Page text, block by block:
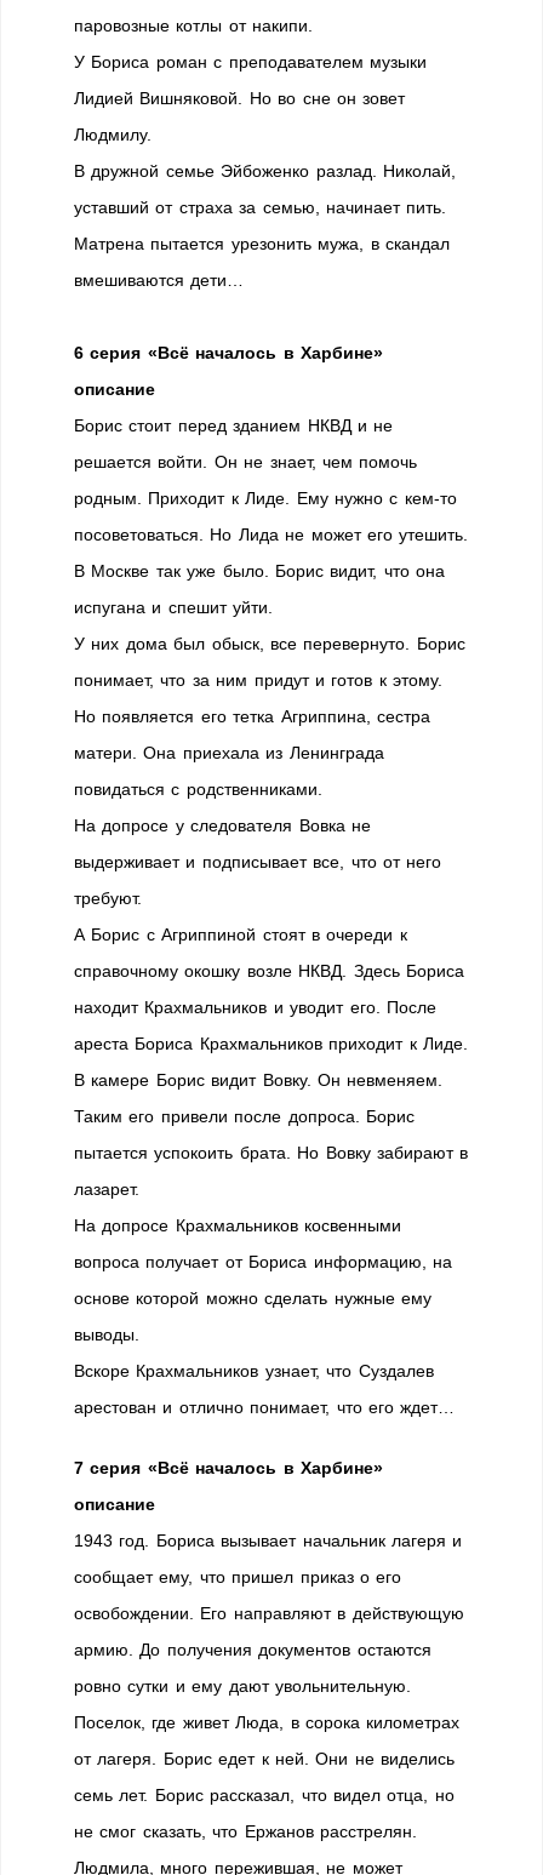
паровозные котлы от накипи.
У Бориса роман с преподавателем музыки
Лидией Вишняковой. Но во сне он зовет
Людмилу.
В дружной семье Эйбоженко разлад. Николай,
уставший от страха за семью, начинает пить.
Матрена пытается урезонить мужа, в скандал
вмешиваются дети…
6 серия «Всё началось в Харбине»
описание
Борис стоит перед зданием НКВД и не
решается войти. Он не знает, чем помочь
родным. Приходит к Лиде. Ему нужно с кем-то
посоветоваться. Но Лида не может его утешить.
В Москве так уже было. Борис видит, что она
испугана и спешит уйти.
У них дома был обыск, все перевернуто. Борис
понимает, что за ним придут и готов к этому.
Но появляется его тетка Агриппина, сестра
матери. Она приехала из Ленинграда
повидаться с родственниками.
На допросе у следователя Вовка не
выдерживает и подписывает все, что от него
требуют.
А Борис с Агриппиной стоят в очереди к
справочному окошку возле НКВД. Здесь Бориса
находит Крахмальников и уводит его. После
ареста Бориса Крахмальников приходит к Лиде.
В камере Борис видит Вовку. Он невменяем.
Таким его привели после допроса. Борис
пытается успокоить брата. Но Вовку забирают в
лазарет.
На допросе Крахмальников косвенными
вопроса получает от Бориса информацию, на
основе которой можно сделать нужные ему
выводы.
Вскоре Крахмальников узнает, что Суздалев
арестован и отлично понимает, что его ждет…
7 серия «Всё началось в Харбине»
описание
1943 год. Бориса вызывает начальник лагеря и
сообщает ему, что пришел приказ о его
освобождении. Его направляют в действующую
армию. До получения документов остаются
ровно сутки и ему дают увольнительную.
Поселок, где живет Люда, в сорока километрах
от лагеря. Борис едет к ней. Они не виделись
семь лет. Борис рассказал, что видел отца, но
не смог сказать, что Ержанов расстрелян.
Людмила, много пережившая, не может